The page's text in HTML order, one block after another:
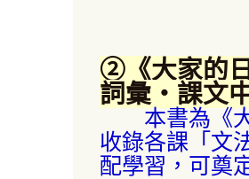
②《大家的
詞彙・課文
本書為《大
收錄各課「文
配學習，可奠